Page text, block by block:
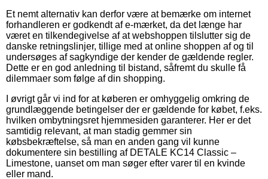
Et nemt alternativ kan derfor være at bemærke om internet
forhandleren er godkendt af e-mærket, da det længe har
været en tilkendegivelse af at webshoppen tilslutter sig de
danske retningslinjer, tillige med at online shoppen af og til
undersøges af sagkyndige der kender de gældende regler.
Dette er en god anledning til bistand, såfremt du skulle få
dilemmaer som følge af din shopping.
I øvrigt går vi ind for at køberen er omhyggelig omkring de
grundlæggende betingelser der er gældende for købet, f.eks.
hvilken ombytningsret hjemmesiden garanterer. Her er det
samtidig relevant, at man stadig gemmer sin
købsbekræftelse, så man en anden gang vil kunne
dokumentere sin bestilling af DETALE KC14 Classic –
Limestone, uanset om man søger efter varer til en kvinde
eller mand.